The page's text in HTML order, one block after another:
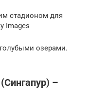
стадионом для
Images
озерами.
–